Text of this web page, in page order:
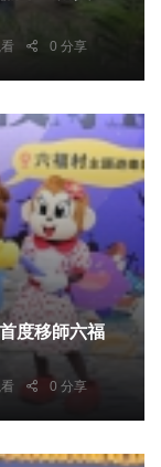
0 分享
度移師六福
0 分享